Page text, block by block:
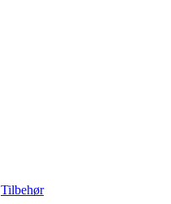
Tilbehør